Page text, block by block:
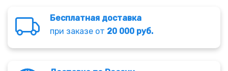
Бесплатная доставка
при заказе от 20 000 руб.